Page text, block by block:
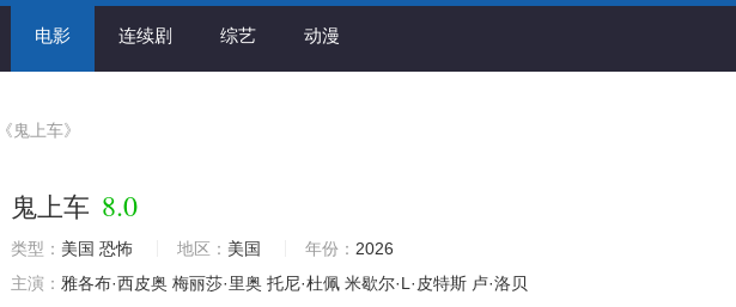
电影 连续剧 综艺 动漫
《鬼上车》
鬼上车 8.0
类型： 美国 恐怖 地区： 美国 年份： 2026
主演： 雅各布·西皮奥 梅丽莎·里奥 托尼·杜佩 米歇尔·L·皮特斯 卢·洛贝